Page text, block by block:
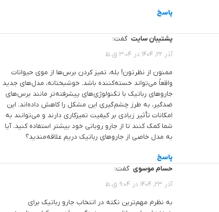
پاسخ
پشتیبان سایت گفت:
آذر 22, 1404 در 3:04 ق.ظ
ممنون از نظرتون! بله، تمیز کردن برس‌ها از موی حیوانات
واقعاً می‌تواند خسته‌کننده باشد. خوشبختانه، مدل‌های جدید
جاروهای رباتیک با تکنولوژی‌های پیشرفته‌تر مانند برس‌های
ضدگیر، به طرز چشم‌گیری این مشکل را کاهش داده‌اند. این
امکانات تأثیر زیادی بر کیفیت تمیزکاری دارند و می‌توانند به
شما کمک کنند تا از جارو روباتی خود بیشتر استفاده کنید. آیا
به مدل خاصی از جاروهای رباتیک دریم علاقه‌مندید؟
پاسخ
حسام موسوی گفت:
آذر 23, 1404 در 9:04 ق.ظ
به نظرم مهم‌ترین نکته در انتخاب جارو رباتیک برای